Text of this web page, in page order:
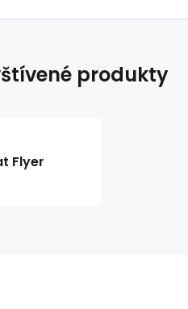
produkty
Flyer